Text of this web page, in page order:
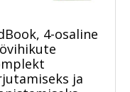
4-osaline
ja